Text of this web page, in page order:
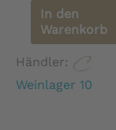
In den
Warenkorb
Händler:
Weinlager 10